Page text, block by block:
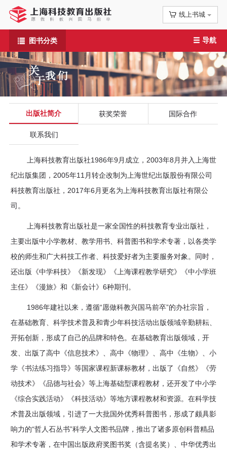
线上书城
图书分类
首
页
信
息
图
区
教
材
区
刊
专
区
课
导航
出版社简介 获奖荣誉 国际合作
联系我们
上海科技教育出版社1986年9月成立，2003年8月并入上海世
纪出版集团，2005年11月转企改制为上海世纪出版股份有限公司
科技教育出版社，2017年6月更名为上海科技教育出版社有限公
司。
上海科技教育出版社是一家全国性的科技教育专业出版社，
主要出版中小学教材、教学用书、科普图书和学术专著，以各类学
校的师生和广大科技工作者、科技爱好者为主要服务对象。同时，
还出版《中学科技》《新发现》《上海课程教学研究》《中小学班
主任》《漫旅》和《新会计》6种期刊。
1986年建社以来，遵循“愿做科教兴国马前卒”的办社宗旨，
在基础教育、科学技术普及和青少年科技活动出版领域辛勤耕耘、
开拓创新，形成了自己的品牌和特色。在基础教育出版领域，开
发、出版了高中《信息技术》、高中《物理》、高中《生物》、小
学《书法练习指导》等国家课程新课标教材，出版了《自然》《劳
动技术》《品德与社会》等上海基础型课程教材，还开发了中小学
《综合实践活动》《科技活动》等地方课程教材和资源。在科学技
术普及出版领域，引进了一大批国外优秀科普图书，形成了颇具影
响力的“哲人石丛书”科学人文图书品牌，推出了诸多原创科普精品
和学术专著，在中国出版政府奖图书奖（含提名奖）、中华优秀出